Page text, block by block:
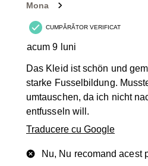
Mona
CUMPĂRĂTOR VERIFICAT
acum 9 luni
Das Kleid ist schön und
starke Fusselbildung.
umtauschen, da ich nicht
entfusseln will.
Traducere cu Google
Nu, Nu recomand acest